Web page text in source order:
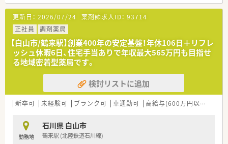
更新日： 2026/07/24 薬剤師求人ID： 93714
正社員
調剤薬局
【白山市/鶴来駅】創業400年の安定基盤！年休106日＋リフレ
ッシュ休暇6日、住宅手当ありで年収最大565万円も目指せ
る地域密着型薬局です。
検討リストに追加
新卒可 未経験可 ブランク可 車通勤可 高給与(600万円以上)
勤務地
石川県 白山市
鶴来駅 (北陸鉄道石川線)